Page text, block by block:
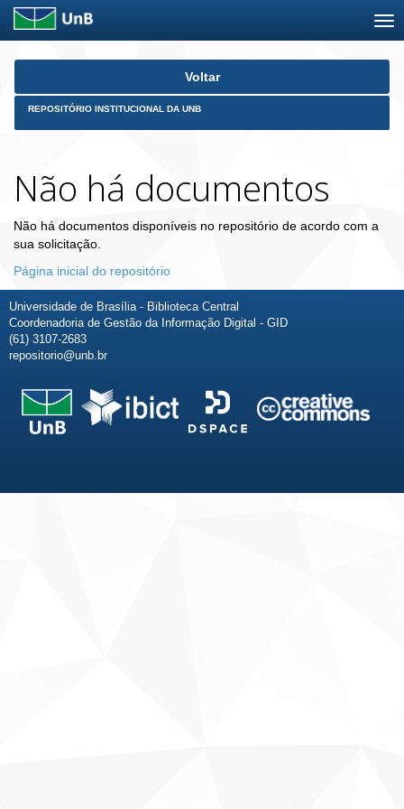
Skip
Voltar
REPOSITÓRIO INSTITUCIONAL DA UNB
Não há documentos
Não há documentos disponíveis no repositório de acordo com a
sua solicitação.
Página inicial do repositório
Universidade de Brasília - Biblioteca Central
Coordenadoria de Gestão da Informação Digital - GID
(61) 3107-2683
repositorio@unb.br